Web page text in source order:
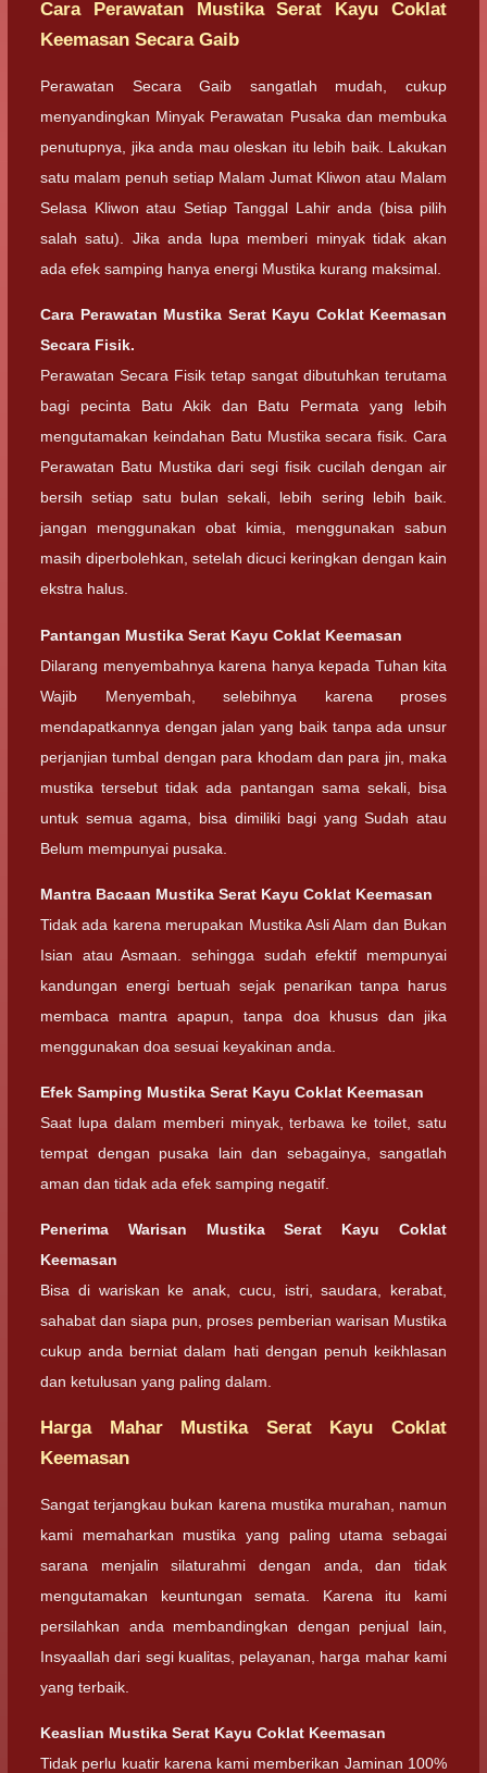
Cara Perawatan Mustika Serat Kayu Coklat
Keemasan Secara Gaib
Perawatan Secara Gaib sangatlah mudah, cukup
menyandingkan Minyak Perawatan Pusaka dan membuka
penutupnya, jika anda mau oleskan itu lebih baik. Lakukan
satu malam penuh setiap Malam Jumat Kliwon atau Malam
Selasa Kliwon atau Setiap Tanggal Lahir anda (bisa pilih
salah satu). Jika anda lupa memberi minyak tidak akan
ada efek samping hanya energi Mustika kurang maksimal.
Cara Perawatan Mustika Serat Kayu Coklat Keemasan
Secara Fisik.
Perawatan Secara Fisik tetap sangat dibutuhkan terutama
bagi pecinta Batu Akik dan Batu Permata yang lebih
mengutamakan keindahan Batu Mustika secara fisik. Cara
Perawatan Batu Mustika dari segi fisik cucilah dengan air
bersih setiap satu bulan sekali, lebih sering lebih baik.
jangan menggunakan obat kimia, menggunakan sabun
masih diperbolehkan, setelah dicuci keringkan dengan kain
ekstra halus.
Pantangan Mustika Serat Kayu Coklat Keemasan
Dilarang menyembahnya karena hanya kepada Tuhan kita
Wajib Menyembah, selebihnya karena proses
mendapatkannya dengan jalan yang baik tanpa ada unsur
perjanjian tumbal dengan para khodam dan para jin, maka
mustika tersebut tidak ada pantangan sama sekali, bisa
untuk semua agama, bisa dimiliki bagi yang Sudah atau
Belum mempunyai pusaka.
Mantra Bacaan Mustika Serat Kayu Coklat Keemasan
Tidak ada karena merupakan Mustika Asli Alam dan Bukan
Isian atau Asmaan. sehingga sudah efektif mempunyai
kandungan energi bertuah sejak penarikan tanpa harus
membaca mantra apapun, tanpa doa khusus dan jika
menggunakan doa sesuai keyakinan anda.
Efek Samping Mustika Serat Kayu Coklat Keemasan
Saat lupa dalam memberi minyak, terbawa ke toilet, satu
tempat dengan pusaka lain dan sebagainya, sangatlah
aman dan tidak ada efek samping negatif.
Penerima Warisan Mustika Serat Kayu Coklat
Keemasan
Bisa di wariskan ke anak, cucu, istri, saudara, kerabat,
sahabat dan siapa pun, proses pemberian warisan Mustika
cukup anda berniat dalam hati dengan penuh keikhlasan
dan ketulusan yang paling dalam.
Harga Mahar Mustika Serat Kayu Coklat
Keemasan
Sangat terjangkau bukan karena mustika murahan, namun
kami memaharkan mustika yang paling utama sebagai
sarana menjalin silaturahmi dengan anda, dan tidak
mengutamakan keuntungan semata. Karena itu kami
persilahkan anda membandingkan dengan penjual lain,
Insyaallah dari segi kualitas, pelayanan, harga mahar kami
yang terbaik.
Keaslian Mustika Serat Kayu Coklat Keemasan
Tidak perlu kuatir karena kami memberikan Jaminan 100%